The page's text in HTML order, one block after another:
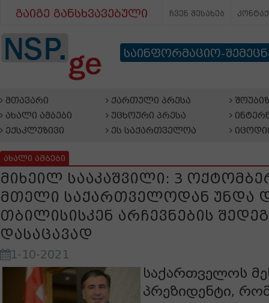
გაიგე განსხვავებული ჩვენ შესახებ
საინფორმაციო-
მთავარი
ახალი ამბები
ექსკლუზივი
ქართული პრესა
უცხოური პრესა
ეს საქართველოა
ახალი ამბები
მიხეილ სააკაშვილი: 3
მთელი საქართველოდან უნდა
თბილისისკენ არჩევნების
დასაცავად
1-10-2021
საქართველოს
პრეზიდენტი,